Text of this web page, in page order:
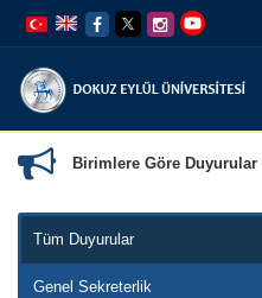
atla
Navigasyona
atla
Birimlere Göre Duyurular
Tüm Duyurular
Genel Sekreterlik